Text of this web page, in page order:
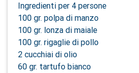
Ingredienti per 4 persone
100 gr. polpa di manzo
100 gr. lonza di maiale
100 gr. rigaglie di pollo
2 cucchiai di olio
60 gr. tartufo bianco